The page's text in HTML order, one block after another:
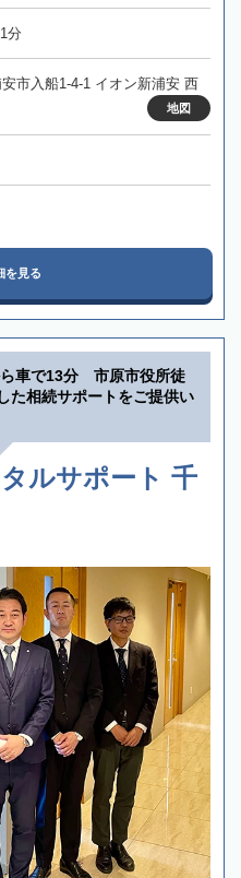
分
市入船1-4-1 イオン新浦安 西
地図
を見る
ら車で13分 市原市役所徒
た相続サポートをご提供い
ルサポート 千